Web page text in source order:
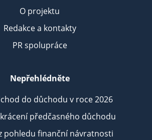
O projektu
Redakce a kontakty
PR spolupráce
Nepřehlédněte
do důchodu v roce 2026
předčasného důchodu
pohledu finanční návratnosti